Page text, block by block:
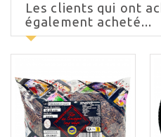
Les clients qui ont
également acheté...